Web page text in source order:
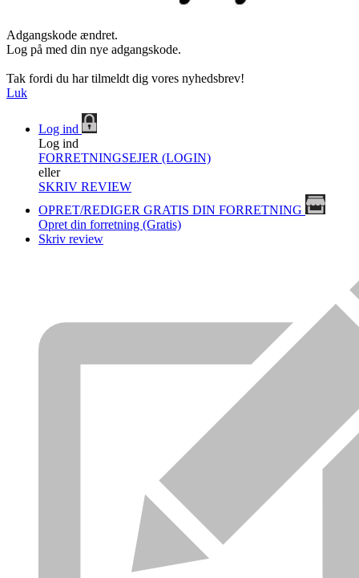
Adgangskode ændret.
Log på med din nye adgangskode.
Tak fordi du har tilmeldt dig vores nyhedsbrev!
Luk
Log ind
Log ind
FORRETNINGSEJER (LOGIN)
eller
SKRIV REVIEW
OPRET/REDIGER GRATIS DIN FORRETNING
Opret din forretning (Gratis)
Skriv review